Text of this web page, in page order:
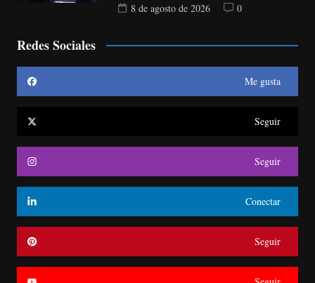
8 de agosto de 2026
0
Redes Sociales
Me gusta
Seguir
Seguir
Conectar
Seguir